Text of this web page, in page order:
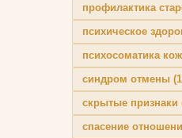
профилактика
психическое
психосоматика
синдром отмены
скрытые признаки
спасение